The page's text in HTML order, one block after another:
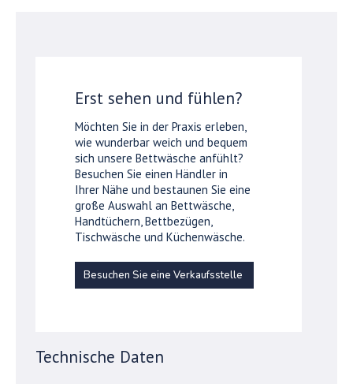
Erst sehen und fühlen?
Möchten Sie in der Praxis erleben,
wie wunderbar weich und bequem
sich unsere Bettwäsche anfühlt?
Besuchen Sie einen Händler in
Ihrer Nähe und bestaunen Sie eine
große Auswahl an Bettwäsche,
Handtüchern, Bettbezügen,
Tischwäsche und Küchenwäsche.
Besuchen Sie eine Verkaufsstelle
Technische Daten